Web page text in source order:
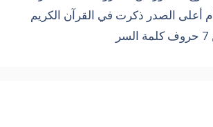
أعلى الصدر ذكرت في القرآن الكريم